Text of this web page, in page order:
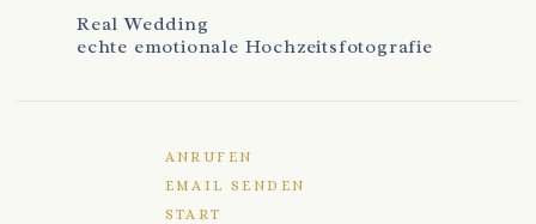
Real Wedding
echte emotionale Hochzeitsfotografie
ANRUFEN
EMAIL SENDEN
START